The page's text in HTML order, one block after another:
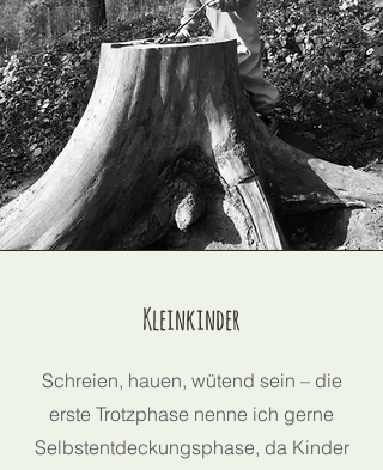
Kleinkinder
Schreien, hauen, wütend sein – die
erste Trotzphase nenne ich gerne
Selbstentdeckungsphase, da Kinder